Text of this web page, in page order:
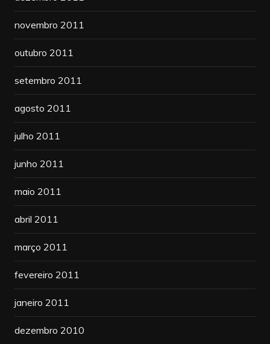
novembro 2011
outubro 2011
setembro 2011
agosto 2011
julho 2011
junho 2011
maio 2011
abril 2011
março 2011
fevereiro 2011
janeiro 2011
dezembro 2010